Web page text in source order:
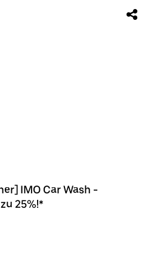
IMO Car Wash -
25%!*